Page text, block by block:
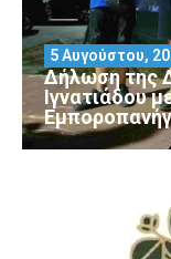
Δήλωση της
Ιγνατιάδου
5 Αυγούστου,